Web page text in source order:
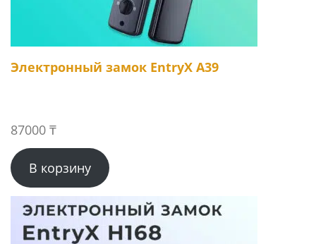
Электронный замок EntryX A39
87000 ₸
В корзину